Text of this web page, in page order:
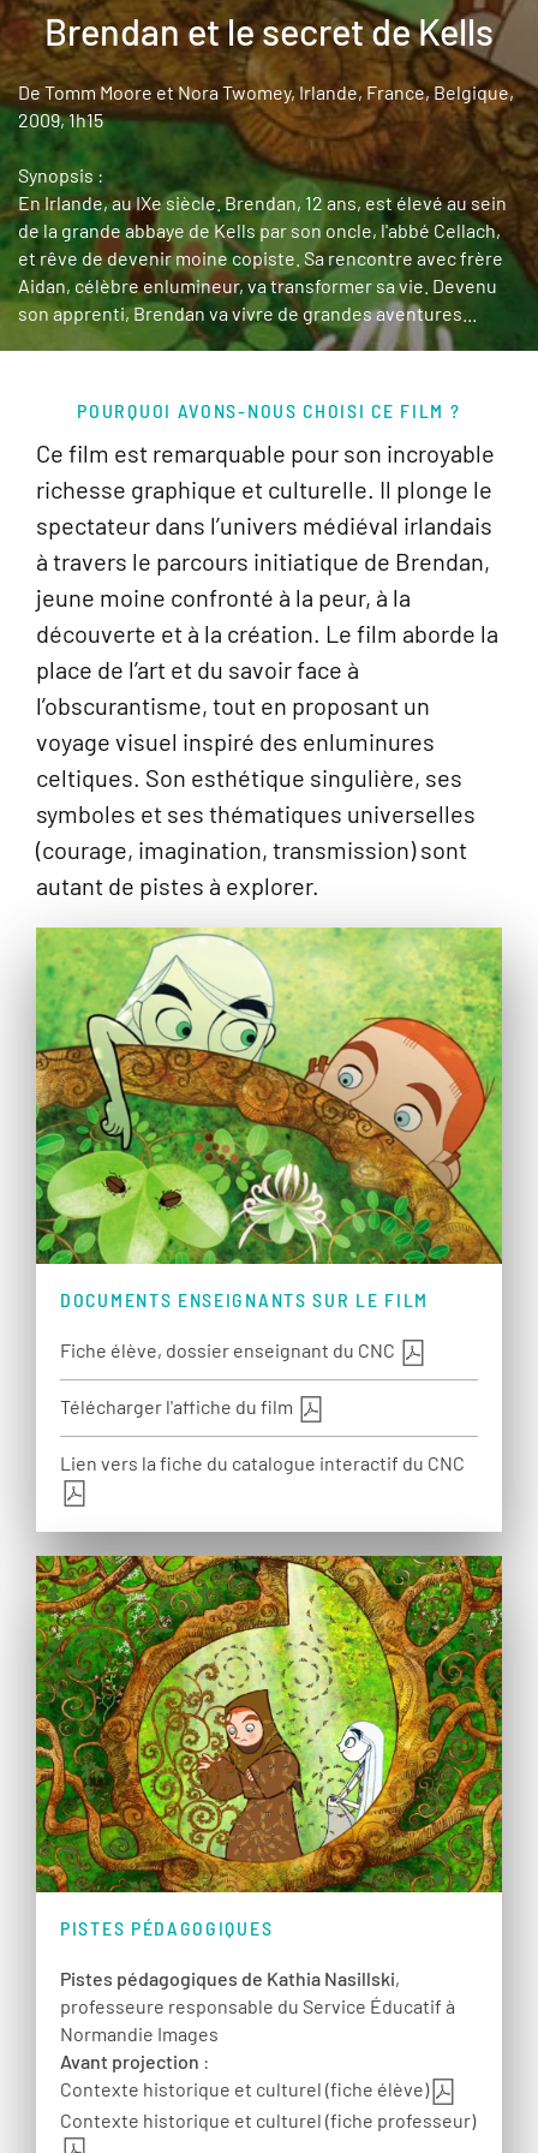
Brendan et le secret de Kells
De Tomm Moore et Nora Twomey, Irlande, France, Belgique,
2009, 1h15
Synopsis :
En Irlande, au IXe siècle. Brendan, 12 ans, est élevé au sein
de la grande abbaye de Kells par son oncle, l'abbé Cellach,
et rêve de devenir moine copiste. Sa rencontre avec frère
Aidan, célèbre enlumineur, va transformer sa vie. Devenu
son apprenti, Brendan va vivre de grandes aventures...
POURQUOI AVONS-NOUS CHOISI CE FILM ?
Ce film est remarquable pour son incroyable
richesse graphique et culturelle. Il plonge le
spectateur dans l’univers médiéval irlandais
à travers le parcours initiatique de Brendan,
jeune moine confronté à la peur, à la
découverte et à la création. Le film aborde la
place de l’art et du savoir face à
l’obscurantisme, tout en proposant un
voyage visuel inspiré des enluminures
celtiques. Son esthétique singulière, ses
symboles et ses thématiques universelles
(courage, imagination, transmission) sont
autant de pistes à explorer.
DOCUMENTS ENSEIGNANTS SUR LE FILM
Fiche élève, dossier enseignant du CNC
Télécharger l'affiche du film
Lien vers la fiche du catalogue interactif du CNC
PISTES PÉDAGOGIQUES
Pistes pédagogiques de Kathia Nasillski,
professeure responsable du Service Éducatif à
Normandie Images
Avant projection :
Contexte historique et culturel (fiche élève)
Contexte historique et culturel (fiche professeur)